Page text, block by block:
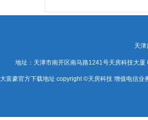
天
地址：天津市南开区南马路1241号天房科技大
大富豪官方下载地址 copyright ©天房科技 增值电信